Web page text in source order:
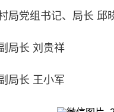
党组书记、局长 邱
局长 刘贵祥
长 王小军